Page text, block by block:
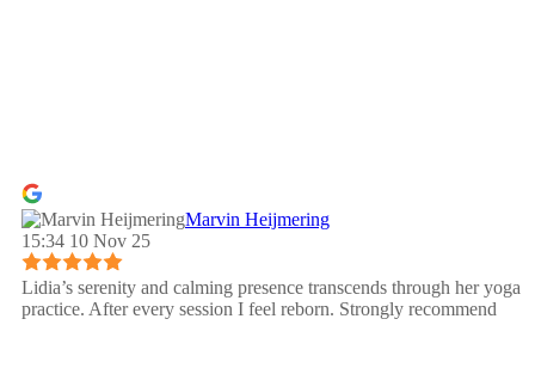
Marvin Heijmering
15:34 10 Nov 25
Lidia’s serenity and calming presence transcends through her yoga
practice. After every session I feel reborn. Strongly recommend